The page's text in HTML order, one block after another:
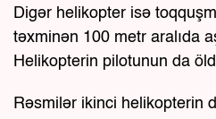
Digər helikopter isə
təxminən 100 metr aralıda
Helikopterin pilotunun da
Rəsmilər ikinci helikopterin